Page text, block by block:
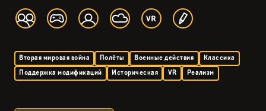
Вторая мировая война Полёты Военные действия
Классика
Поддержка модификаций
Историческая VR Реализм